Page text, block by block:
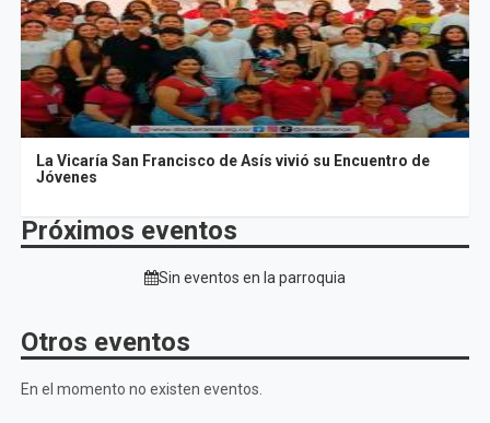
La Vicaría San Francisco de Asís vivió su Encuentro de
Jóvenes
Próximos eventos
Sin eventos en la parroquia
Otros eventos
En el momento no existen eventos.